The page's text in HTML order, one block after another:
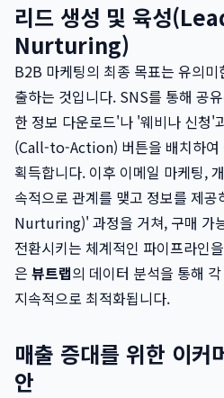
리드 생성 및 육성
Nurturing)
B2B 마케팅의 최종 목표는 유의
출하는 것입니다. SNS를 통해 공
한 정보 다운로드'나 '웨비나 신청'
(Call-to-Action) 버튼을 배치하여
획득합니다. 이후 이메일 마케팅,
속적으로 관계를 맺고 정보를 제
Nurturing)' 과정을 거쳐, 구매 가
전환시키는 체계적인 파이프라인
은 뷰트랩의 데이터 분석을 통해
지속적으로 최적화됩니다.
매출 증대를 위한 이커
안